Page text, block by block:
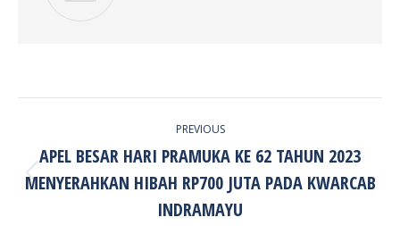
PREVIOUS
Previous
post:
APEL BESAR HARI PRAMUKA KE 62 TAHUN 2023
MENYERAHKAN HIBAH RP700 JUTA PADA KWARCAB
INDRAMAYU